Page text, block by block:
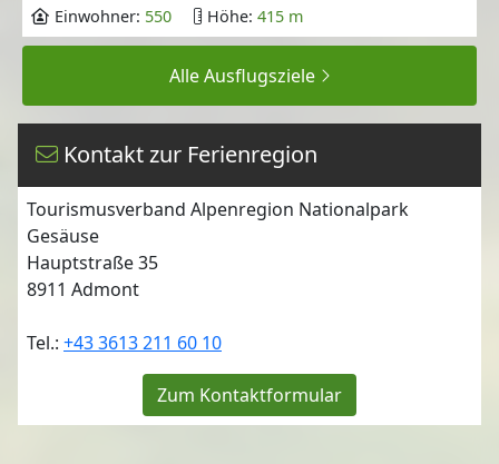
Einwohner: 550 Höhe: 415 m
Alle Ausflugsziele
Kontakt zur Ferienregion
Tourismusverband Alpenregion Nationalpark
Gesäuse
Hauptstraße 35
8911 Admont
Tel.: +43 3613 211 60 10
Zum Kontaktformular